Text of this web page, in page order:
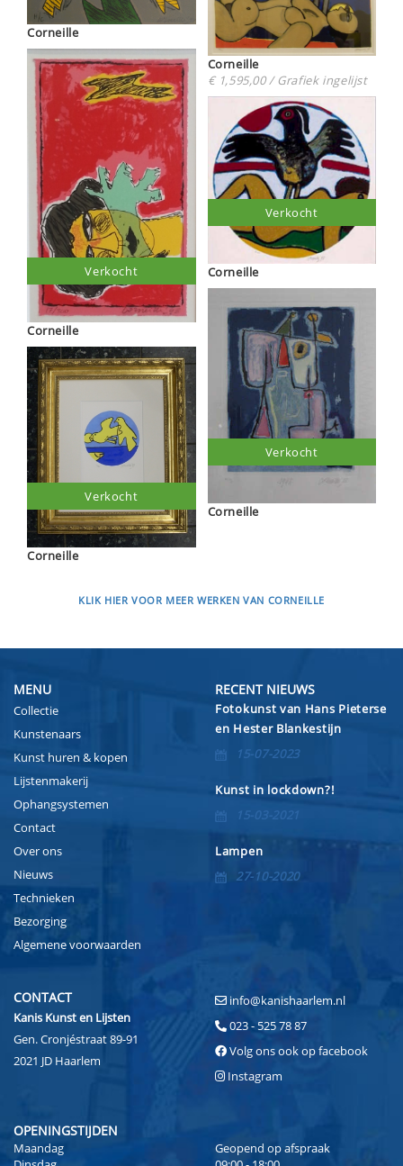
Corneille
Corneille
Verkocht
Corneille
Verkocht
Corneille
€ 1,595,00 / Grafiek ingelijst
Corneille
Verkocht
Corneille
Verkocht
KLIK HIER VOOR MEER WERKEN VAN CORNEILLE
MENU
Collectie
Kunstenaars
Kunst huren & kopen
Lijstenmakerij
Ophangsystemen
Contact
Over ons
Nieuws
Technieken
Bezorging
Algemene voorwaarden
RECENT NIEUWS
Fotokunst van Hans Pieterse
en Hester Blankestijn
15-07-2023
Kunst in lockdown?!
15-03-2021
Lampen
27-10-2020
CONTACT
Kanis Kunst en Lijsten
Gen. Cronjéstraat 89-91
2021 JD Haarlem
info@kanishaarlem.nl
023 - 525 78 87
Volg ons ook op facebook
Instagram
OPENINGSTIJDEN
Maandag
Geopend op afspraak